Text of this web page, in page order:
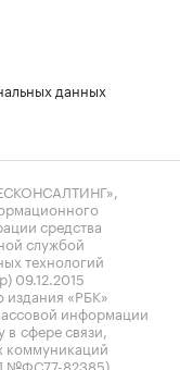
данных
средства
службой
технологий
09.12.2015
«РБК»
информации
сфере связи,
коммуникаций
№ФС77-82385)